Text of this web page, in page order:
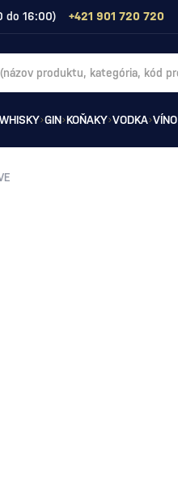
do 16:00) +421 901 720 720
WHISKY GIN KOŇAKY VODKA VÍNO